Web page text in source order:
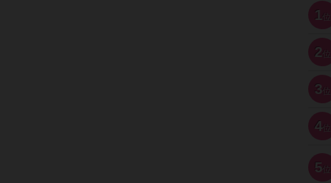
1 位
2 位
3 位
4位
5 位